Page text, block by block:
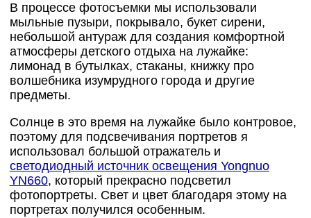
В процессе фотосъемки мы использовали
мыльные пузыри, покрывало, букет сирени,
небольшой антураж для создания комфортной
атмосферы детского отдыха на лужайке:
лимонад в бутылках, стаканы, книжку про
волшебника изумрудного города и другие
предметы.
Солнце в это время на лужайке было контровое,
поэтому для подсвечивания портретов я
использовал большой отражатель и
светодиодный источник освещения Yongnuo
YN660, который прекрасно подсветил
фотопортреты. Свет и цвет благодаря этому на
портретах получился особенным.